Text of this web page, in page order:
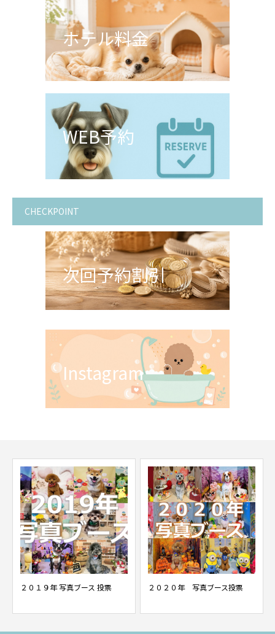
ホテル料金
WEB予約
CHECKPOINT
次回予約割引
Instagram
２０１９年 写真ブース 投票 ２０２０年 写真ブース投票